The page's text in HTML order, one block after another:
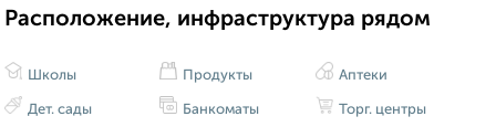
Расположение, инфраструктура рядом
Школы
Дет. сады
Продукты
Банкоматы
Аптеки
Торг. центры